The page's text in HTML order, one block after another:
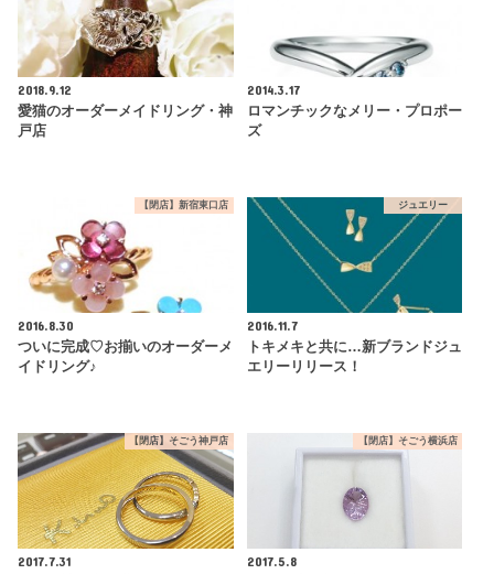
2018.9.12
愛猫のオーダーメイドリング・神
戸店
2014.3.17
ロマンチックなメリー・プロポー
ズ
【閉店】新宿東口店
2016.8.30
ついに完成♡お揃いのオーダーメ
イドリング♪
ジュエリー
2016.11.7
トキメキと共に…新ブランドジュ
エリーリリース！
【閉店】そごう神戸店
2017.7.31
【閉店】そごう横浜店
2017.5.8